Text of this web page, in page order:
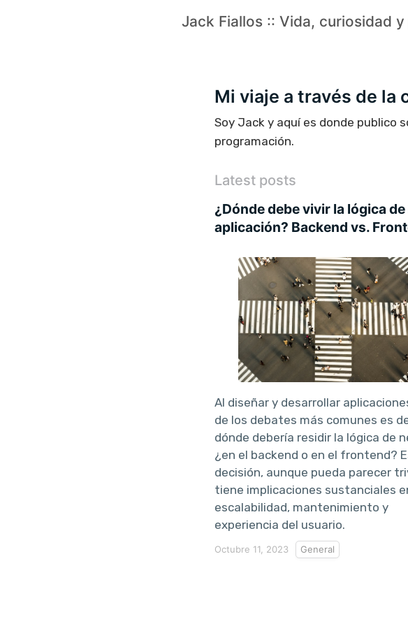
Jack Fiallos :: Vida, curiosidad
Mi viaje a través de la
Soy Jack y aquí es donde publico
programación.
Latest posts
¿Dónde debe vivir la lógica de
aplicación? Backend vs.
Al diseñar y desarrollar
de los debates más comunes es
dónde debería residir la lógica de
¿en el backend o en el frontend?
decisión, aunque pueda parecer
tiene implicaciones sustanciales
escalabilidad, mantenimiento y
experiencia del usuario.
Octubre 11, 2023 General